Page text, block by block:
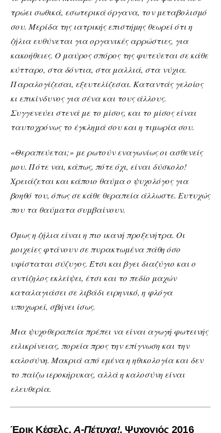
τρώει σωθικά, εσωτερικά όργανα, τον μεταβολισμό
σου. Μερίδα της ιατρικής επιστήμης θεωρεί ότι η
ζήλια ευθύνεται για οργανικές αρρώστιες, για
κακοήθειες. Ο μαύρος σπόρος της φυτεύεται σε κάθε
κύτταρο, στα δόντια, στα μαλλιά, στα νύχια.
Παραλογίζεσαι, εξευτελίζεσαι. Καταντάς γελοίος
κι επικίνδυνος για σένα και τους άλλους.
Συγγενεύει στενά με το μίσος, και το μίσος είναι
ταυτοχρόνως το έγκλημά σου και η τιμωρία σου.
«Θεραπεύεται;» με ρωτούν εναγωνίως οι ασθενείς
μου. Πότε ναι, κάπως, πότε όχι, είναι δύσκολο!
Χρειάζεται και κάποιο θαύμα ο ψυχολόγος για
βοηθό του, όπως σε κάθε θεραπεία άλλωστε. Ευτυχώς
που τα θαύματα συμβαίνουν.
Όμως η ζήλια είναι η πιο ικανή προξενήτρα. Οι
μοιχείες φτάνουν σε πυρακτωμένα πάθη όσο
υφίσταται σύζυγος. Έτσι και βγει διαζύγιο και ο
αντίζηλος εκλείψει, έτσι και το πεδίο μαχών
καταλαγιάσει σε λιβάδι ειρηνικό, η φλόγα
υποχωρεί, σβήνει ίσως.
Μια ψυχοθεραπεία πρέπει να είναι αγωγή φωτεινής
ειλικρίνειας, πορεία προς την επίγνωση και την
καλοσύνη. Μακριά από εμένα η ηθικολογία και δεν
το παίζω ιεροκήρυκας, αλλά η καλοσύνη είναι
ελευθερία.
Έρικ Κέσελς,Α-Πέτυχα!, Ψυχογιός 2016